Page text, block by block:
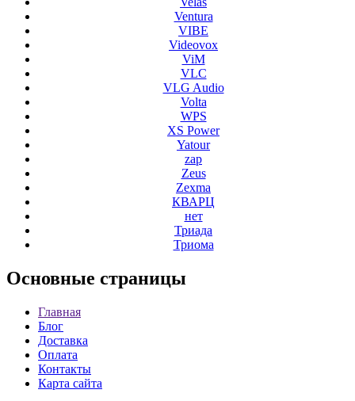
Ventura
VIBE
Videovox
ViM
VLC
VLG Audio
Volta
WPS
XS Power
Yatour
zap
Zeus
Zexma
КВАРЦ
нет
Триада
Триома
Основные страницы
Главная
Блог
Доставка
Оплата
Контакты
Карта сайта